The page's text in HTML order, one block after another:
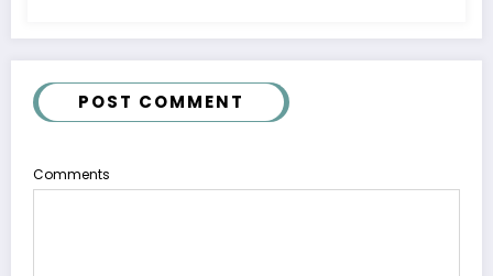
POST COMMENT
Comments